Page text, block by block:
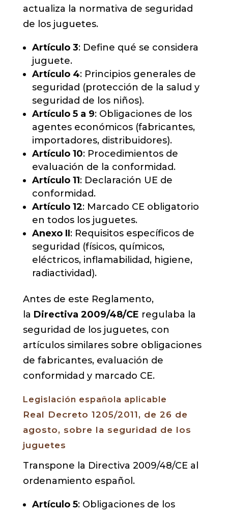
actualiza la normativa de seguridad
de los juguetes.
Artículo 3: Define qué se considera
juguete.
Artículo 4: Principios generales de
seguridad (protección de la salud y
seguridad de los niños).
Artículo 5 a 9: Obligaciones de los
agentes económicos (fabricantes,
importadores, distribuidores).
Artículo 10: Procedimientos de
evaluación de la conformidad.
Artículo 11: Declaración UE de
conformidad.
Artículo 12: Marcado CE obligatorio
en todos los juguetes.
Anexo II: Requisitos específicos de
seguridad (físicos, químicos,
eléctricos, inflamabilidad, higiene,
radiactividad).
Antes de este Reglamento,
la Directiva 2009/48/CE regulaba la
seguridad de los juguetes, con
artículos similares sobre obligaciones
de fabricantes, evaluación de
conformidad y marcado CE.
Legislación española aplicable
Real Decreto 1205/2011, de 26 de
agosto, sobre la seguridad de los
juguetes
Transpone la Directiva 2009/48/CE al
ordenamiento español.
Artículo 5: Obligaciones de los